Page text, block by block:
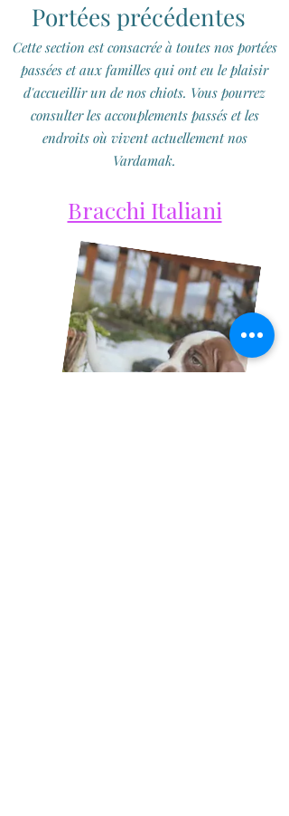
Portées précédentes
Cette section est consacrée à toutes nos portées
passées et aux familles qui ont eu le plaisir
d'accueillir un de nos chiots. Vous pourrez
consulter les accouplements passés et les
endroits où vivent actuellement nos
Vardamak.
Bracchi Italiani